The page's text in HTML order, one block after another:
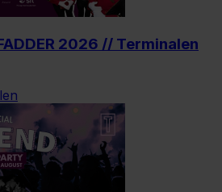
2026 // Terminalen